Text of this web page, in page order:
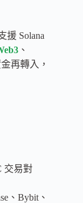
援 Solana
、
再轉入，
交易對
、Bybit、